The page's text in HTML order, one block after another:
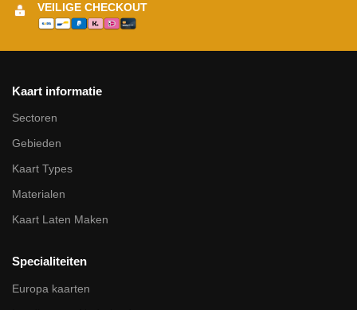
VEILIGE CHECKOUT
Kaart informatie
Sectoren
Gebieden
Kaart Types
Materialen
Kaart Laten Maken
Specialiteiten
Europa kaarten